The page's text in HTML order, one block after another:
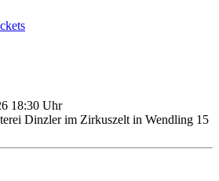
18:30 Uhr
Dinzler im Zirkuszelt in Wendling 15